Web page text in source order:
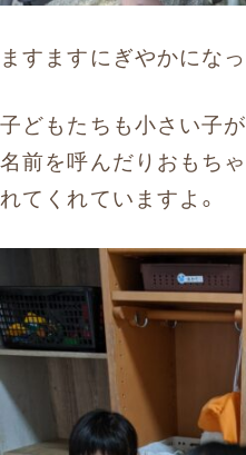
ますますにぎやかにな
子どもたちも小さい子
名前を呼んだりおもち
れてくれていますよ。